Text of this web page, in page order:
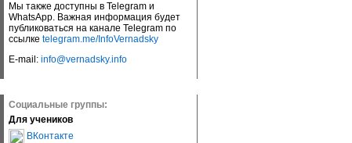
Мы также доступны в Telegram и
WhatsApp. Важная информация будет
публиковаться на канале Telegram по
ссылке telegram.me/InfoVernadsky
E-mail: info@vernadsky.info
Социальные группы:
Для учеников
ВКонтакте